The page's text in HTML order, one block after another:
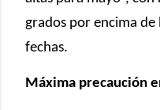
grados por encima
fechas.
Máxima precaución